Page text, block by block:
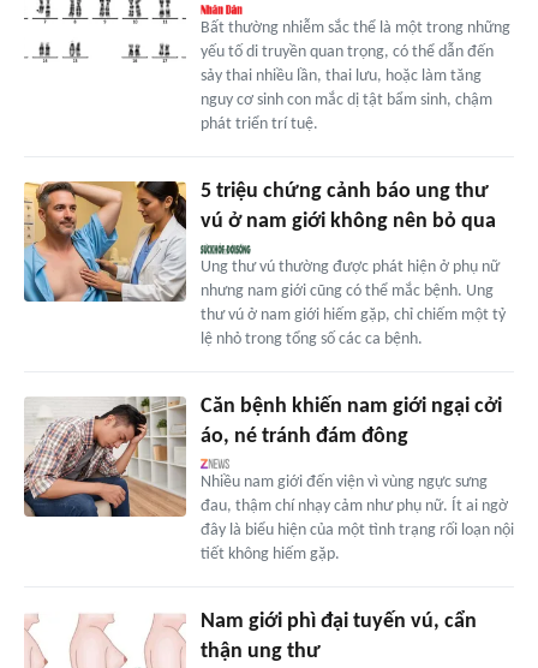
Bất thường nhiễm sắc thể là một trong những
yếu tố di truyền quan trọng, có thể dẫn đến
sảy thai nhiều lần, thai lưu, hoặc làm tăng
nguy cơ sinh con mắc dị tật bẩm sinh, chậm
phát triển trí tuệ.
5 triệu chứng cảnh báo ung thư
vú ở nam giới không nên bỏ qua
Ung thư vú thường được phát hiện ở phụ nữ
nhưng nam giới cũng có thể mắc bệnh. Ung
thư vú ở nam giới hiếm gặp, chỉ chiếm một tỷ
lệ nhỏ trong tổng số các ca bệnh.
Căn bệnh khiến nam giới ngại cởi
áo, né tránh đám đông
Nhiều nam giới đến viện vì vùng ngực sưng
đau, thậm chí nhạy cảm như phụ nữ. Ít ai ngờ
đây là biểu hiện của một tình trạng rối loạn nội
tiết không hiếm gặp.
Nam giới phì đại tuyến vú, cẩn
thận ung thư